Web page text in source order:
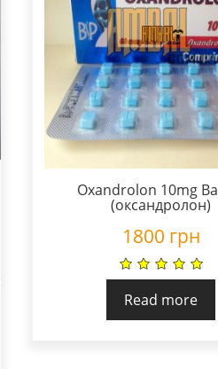
Oxandrolon 10mg
(оксандролон)
1800 грн
Read more